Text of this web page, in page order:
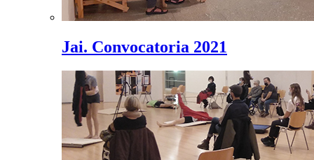
Jai. Convocatoria 2021